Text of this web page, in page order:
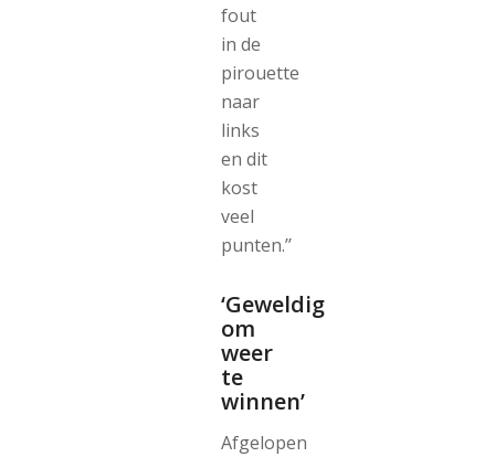
fout
in de
pirouette
naar
links
en dit
kost
veel
punten.’’
‘Geweldig
om
weer
te
winnen’
Afgelopen